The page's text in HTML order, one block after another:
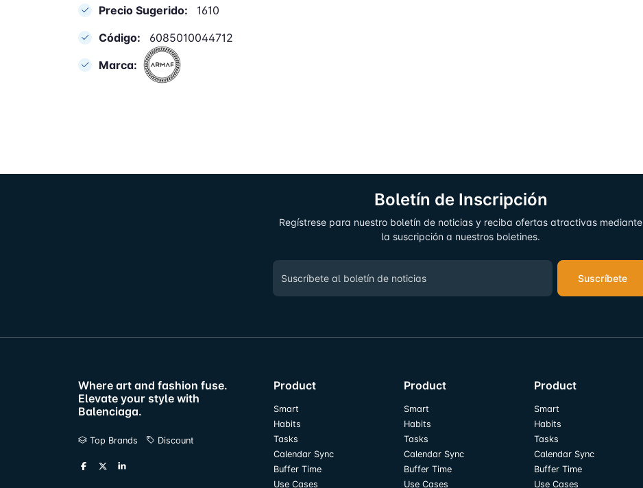
Precio Sugerido:
1610
Código:
6085010044712
Marca:
Boletín de Inscripción
Regístrese para nuestro boletín de noticias y reciba ofertas atractivas mediante
la suscripción a nuestros boletines.
Suscríbete
Where art and fashion fuse.
Elevate your style with
Balenciaga.
Top Brands Discount
Product
Smart
Habits
Tasks
Calendar Sync
Buffer Time
Use Cases
Product
Smart
Habits
Tasks
Calendar Sync
Buffer Time
Use Cases
Product
Smart
Habits
Tasks
Calendar Sync
Buffer Time
Use Cases